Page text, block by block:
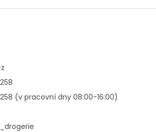
a
ý
v
(v pracovní dny 08:00-16:00)